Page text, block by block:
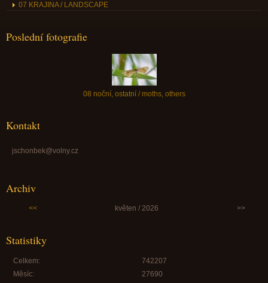
07 KRAJINA / LANDSCAPE
Poslední fotografie
08 noční, ostatní / moths, others
Kontakt
jschonbek@volny.cz
Archiv
<< květen / 2026 >>
Statistiky
Celkem:
742207
Měsíc:
27690